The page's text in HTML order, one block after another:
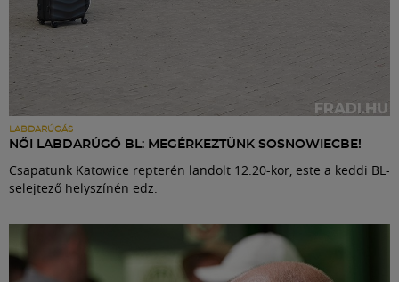
LABDARÚGÁS
NŐI LABDARÚGÓ BL: MEGÉRKEZTÜNK SOSNOWIECBE!
Csapatunk Katowice repterén landolt 12.20-kor, este a keddi BL-
selejtező helyszínén edz.